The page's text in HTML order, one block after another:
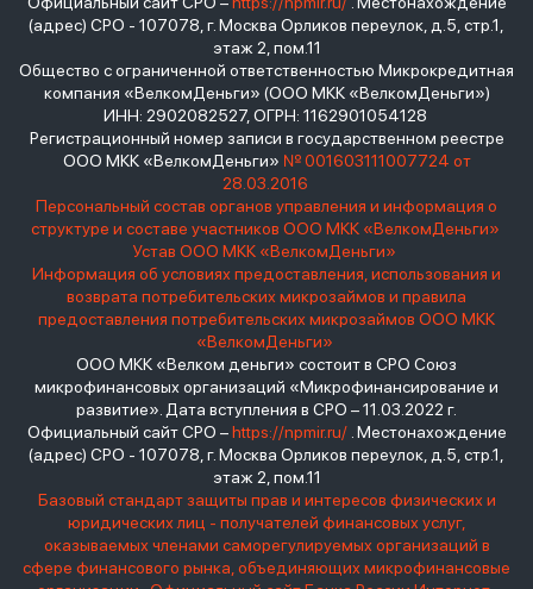
(адрес) СРО - 107078, г. Москва Орликов переулок, д.5, стр.1,
этаж 2, пом.11
Общество с ограниченной ответственностью Микрокредитная
компания «ВелкомДеньги» (ООО МКК «ВелкомДеньги»)
ИНН: 2902082527, ОГРН: 1162901054128
Регистрационный номер записи в государственном реестре
ООО МКК «ВелкомДеньги» № 001603111007724 от
28.03.2016
Персональный состав органов управления и информация о
структуре и составе участников ООО МКК «ВелкомДеньги»
Устав ООО МКК «ВелкомДеньги»
Информация об условиях предоставления, использования и
возврата потребительских микрозаймов и правила
предоставления потребительских микрозаймов ООО МКК
«ВелкомДеньги»
ООО МКК «Велком деньги» состоит в СРО Союз
микрофинансовых организаций «Микрофинансирование и
развитие». Дата вступления в СРО – 11.03.2022 г.
Официальный сайт СРО –https://npmir.ru/. Местонахождение
(адрес) СРО - 107078, г. Москва Орликов переулок, д.5, стр.1,
этаж 2, пом.11
Базовый стандарт защиты прав и интересов физических и
юридических лиц - получателей финансовых услуг,
оказываемых членами саморегулируемых организаций в
сфере финансового рынка, объединяющих микрофинансовые